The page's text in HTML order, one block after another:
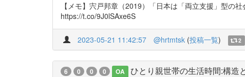
【メモ】宍戸邦章（2019）「日本は「両立支援」型の
https://t.co/9J0lSAxe6S
2023-05-21 11:42:57 @hrtmtsk (投稿一覧) 2
6 0 0 0 OA ひとり親世帯の生活時間:構